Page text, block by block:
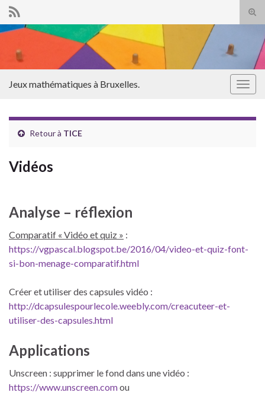
Search for:
Jeux mathématiques à Bruxelles.
Retour à TICE
Vidéos
Analyse – réflexion
Comparatif « Vidéo et quiz » :
https://vgpascal.blogspot.be/2016/04/video-et-quiz-font-
si-bon-menage-comparatif.html
Créer et utiliser des capsules vidéo :
http://dcapsulespourlecole.weebly.com/creacuteer-et-
utiliser-des-capsules.html
Applications
Unscreen : supprimer le fond dans une vidéo :
https://www.unscreen.comou